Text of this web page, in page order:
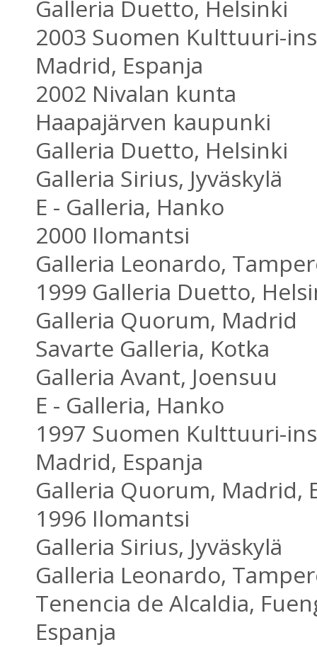
Galleria Duetto, Helsinki
2003 Suomen Kulttuuri-
Madrid, Espanja
2002 Nivalan kunta
Haapajärven kaupunki
Galleria Duetto, Helsinki
Galleria Sirius, Jyväskylä
E - Galleria, Hanko
2000 Ilomantsi
Galleria Leonardo,
1999 Galleria Duetto,
Galleria Quorum, Madrid
Savarte Galleria, Kotka
Galleria Avant, Joensuu
E - Galleria, Hanko
1997 Suomen Kulttuuri-
Madrid, Espanja
Galleria Quorum, Madrid,
1996 Ilomantsi
Galleria Sirius, Jyväskylä
Galleria Leonardo,
Tenencia de Alcaldia,
Espanja